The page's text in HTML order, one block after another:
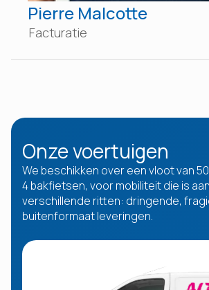
Pierre Malcotte
Facturatie
Onze voertuigen
We beschikken over een vloot van
4 bakfietsen, voor mobiliteit die is
verschillende ritten: dringende,
buitenformaat leveringen.